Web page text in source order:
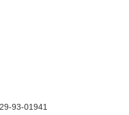
93-01941